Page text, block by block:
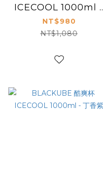
ICECOOL 1000ml -
海岸藍
NT$980
NT$1,080